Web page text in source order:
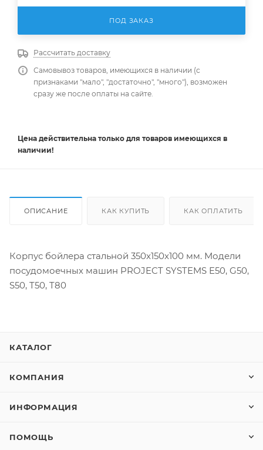
ПОД ЗАКАЗ
Рассчитать доставку
Самовывоз товаров, имеющихся в наличии (с
признаками "мало", "достаточно", "много"), возможен
сразу же после оплаты на сайте.
Цена действительна только для товаров имеющихся в
наличии!
ОПИСАНИЕ КАК КУПИТЬ КАК ОПЛАТИТЬ
Корпус бойлера стальной 350x150x100 мм. Модели
посудомоечных машин PROJECT SYSTEMS E50, G50,
S50, T50, T80
КАТАЛОГ
КОМПАНИЯ
ИНФОРМАЦИЯ
ПОМОЩЬ